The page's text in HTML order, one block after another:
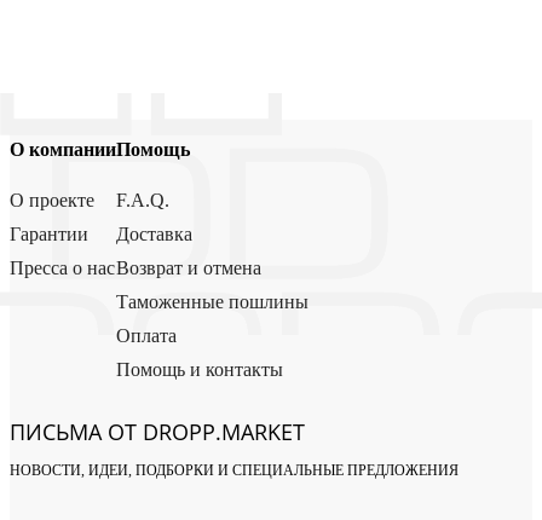
О компании
О проекте
Гарантии
Пресса о нас
Помощь
F.A.Q.
Доставка
Возврат и отмена
Таможенные пошлины
Оплата
Помощь и контакты
ПИСЬМА ОТ DROPP.MARKET
НОВОСТИ, ИДЕИ, ПОДБОРКИ И СПЕЦИАЛЬНЫЕ ПРЕДЛОЖЕНИЯ